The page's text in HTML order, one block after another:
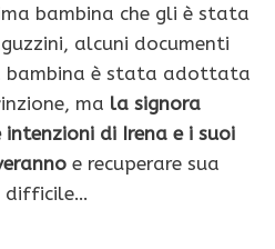
bambina che gli è stata
alcuni documenti
bambina è stata adottata
ma la signora
di Irena e i suoi
e recuperare sua
difficile…